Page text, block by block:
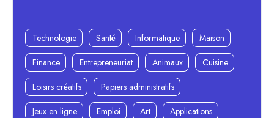
Technologie Santé Informatique
Maison
Finance
Entrepreneuriat Animaux
Cuisine
Loisirs créatifs
Papiers administratifs
Jeux en ligne
Emploi Art
Applications